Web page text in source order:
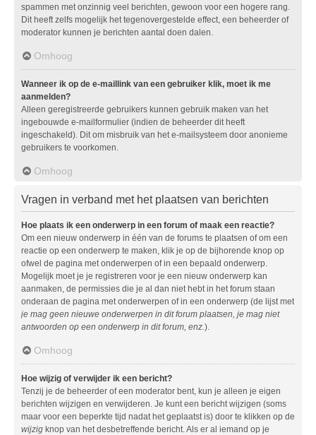
spammen met onzinnig veel berichten, gewoon voor een hogere rang.
Dit heeft zelfs mogelijk het tegenovergestelde effect, een beheerder of
moderator kunnen je berichten aantal doen dalen.
Omhoog
Wanneer ik op de e-maillink van een gebruiker klik, moet ik me
aanmelden?
Alleen geregistreerde gebruikers kunnen gebruik maken van het
ingebouwde e-mailformulier (indien de beheerder dit heeft
ingeschakeld). Dit om misbruik van het e-mailsysteem door anonieme
gebruikers te voorkomen.
Omhoog
Vragen in verband met het plaatsen van berichten
Hoe plaats ik een onderwerp in een forum of maak een reactie?
Om een nieuw onderwerp in één van de forums te plaatsen of om een
reactie op een onderwerp te maken, klik je op de bijhorende knop op
ofwel de pagina met onderwerpen of in een bepaald onderwerp.
Mogelijk moet je je registreren voor je een nieuw onderwerp kan
aanmaken, de permissies die je al dan niet hebt in het forum staan
onderaan de pagina met onderwerpen of in een onderwerp (de lijst met
je mag geen nieuwe onderwerpen in dit forum plaatsen, je mag niet
antwoorden op een onderwerp in dit forum, enz. ).
Omhoog
Hoe wijzig of verwijder ik een bericht?
Tenzij je de beheerder of een moderator bent, kun je alleen je eigen
berichten wijzigen en verwijderen. Je kunt een bericht wijzigen (soms
maar voor een beperkte tijd nadat het geplaatst is) door te klikken op de
wijzig knop van het desbetreffende bericht. Als er al iemand op je